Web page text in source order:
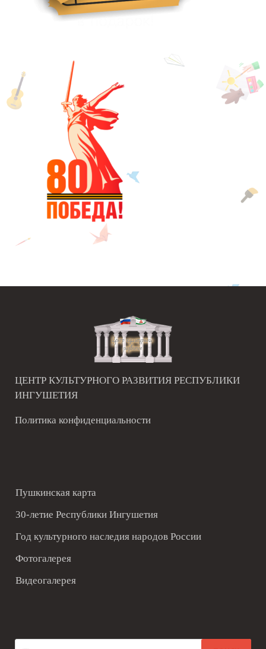
ЦЕНТР КУЛЬТУРНОГО РАЗВИТИЯ РЕСПУБЛИКИ
ИНГУШЕТИЯ
Политика конфиденциальности
Пушкинская карта
30-летие Республики Ингушетия
Год культурного наследия народов России
Фотогалерея
Видеогалерея